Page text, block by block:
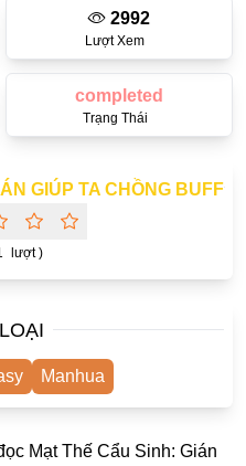
GIÚP TA CHỒNG BUFF
lượt )
Lượt Xem
2992
Trạng Thái
completed
Manhua
Mạt Thế Cẩu Sinh: Gián